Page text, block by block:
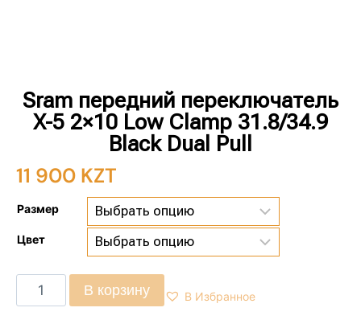
Sram передний переключатель
X-5 2×10 Low Clamp 31.8/34.9
Black Dual Pull
11 900 KZT
Размер
Цвет
В корзину В Избранное